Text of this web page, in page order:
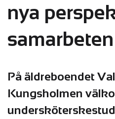
nya
samarbeten
På äldreboendet
Kungsholmen